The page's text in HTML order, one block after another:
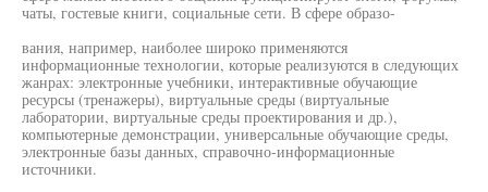
чаты, гостевые книги, социальные сети. В сфере образо-
вания, например, наиболее широко применяются
информационные технологии, которые реализуются в следующих
жанрах: электронные учебники, интерактивные обучающие
ресурсы (тренажеры), виртуальные среды (виртуальные
лаборатории, виртуальные среды проектирования и др.),
компьютерные демонстрации, универсальные обучающие среды,
электронные базы данных, справочно-информационные
источники.